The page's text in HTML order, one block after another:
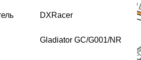
DXRacer
Gladiator GC/G001/NR